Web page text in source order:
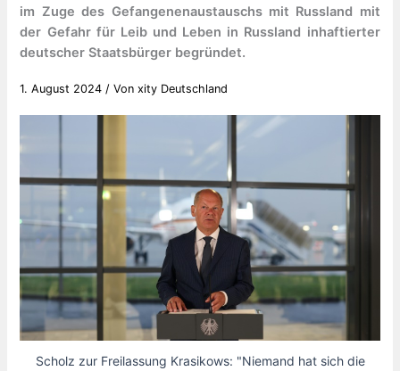
im Zuge des Gefangenenaustauschs mit Russland mit
der Gefahr für Leib und Leben in Russland inhaftierter
deutscher Staatsbürger begründet.
1. August 2024 / Vonxity Deutschland
Scholz zur Freilassung Krasikows: "Niemand hat sich die